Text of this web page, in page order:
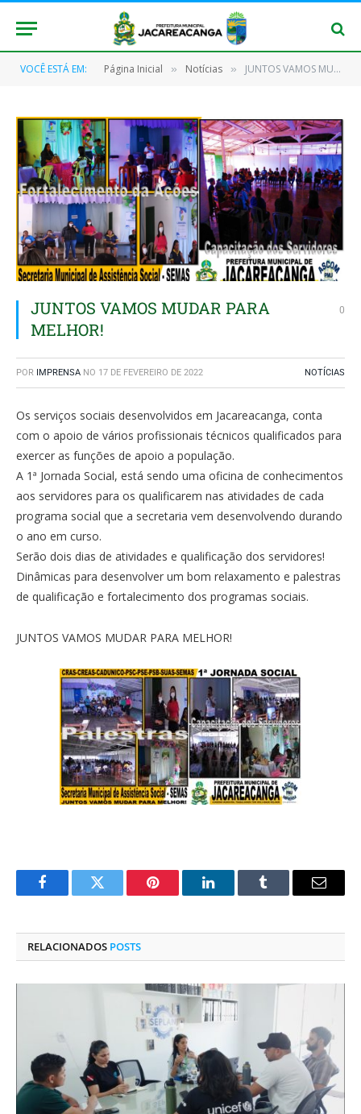
VOCÊ ESTÁ EM: Página Inicial » Notícias » JUNTOS VAMOS MUDAR PARA MELHOR!
JUNTOS VAMOS MUDAR PARA
MELHOR!
0
POR IMPRENSA NO 17 DE FEVEREIRO DE 2022 NOTÍCIAS
Os serviços sociais desenvolvidos em Jacareacanga, conta
com o apoio de vários profissionais técnicos qualificados para
exercer as funções de apoio a população.
A 1ª Jornada Social, está sendo uma oficina de conhecimentos
aos servidores para os qualificarem nas atividades de cada
programa social que a secretaria vem desenvolvendo durando
o ano em curso.
Serão dois dias de atividades e qualificação dos servidores!
Dinâmicas para desenvolver um bom relaxamento e palestras
de qualificação e fortalecimento dos programas sociais.
JUNTOS VAMOS MUDAR PARA MELHOR!
FacebookTwitter Pinterest O
Tumblr
E-
RELACIONADOS POSTS